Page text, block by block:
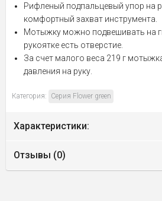
Рифленый подпальцевый упор на
комфортный захват инструмента.
Мотыжку можно подвешивать на
рукоятке есть отверстие.
За счет малого веса 219 г
давления на руку.
Категория: Серия Flower green
Характеристики:
Отзывы (0)